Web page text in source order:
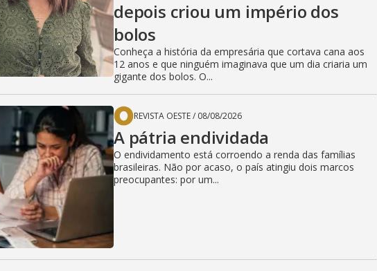
depois criou um império dos
bolos
Conheça a história da empresária que cortava cana aos
12 anos e que ninguém imaginava que um dia criaria um
gigante dos bolos. O...
REVISTA OESTE/ 08/08/2026
A pátria endividada
O endividamento está corroendo a renda das famílias
brasileiras. Não por acaso, o país atingiu dois marcos
preocupantes: por um...